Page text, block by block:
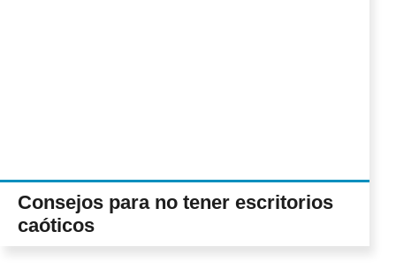
Consejos para no tener escritorios
caóticos